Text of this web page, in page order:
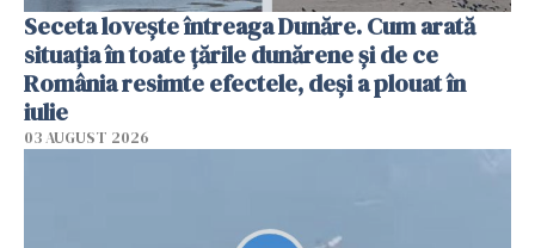
Seceta lovește întreaga Dunăre. Cum arată
situația în toate țările dunărene și de ce
România resimte efectele, deși a plouat în
iulie
03 AUGUST 2026